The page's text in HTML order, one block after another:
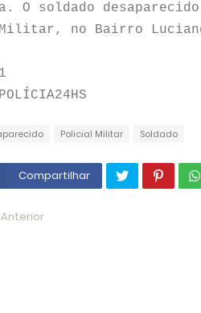
O soldado
no Bairro
Policial Militar Soldado
Compartilhar